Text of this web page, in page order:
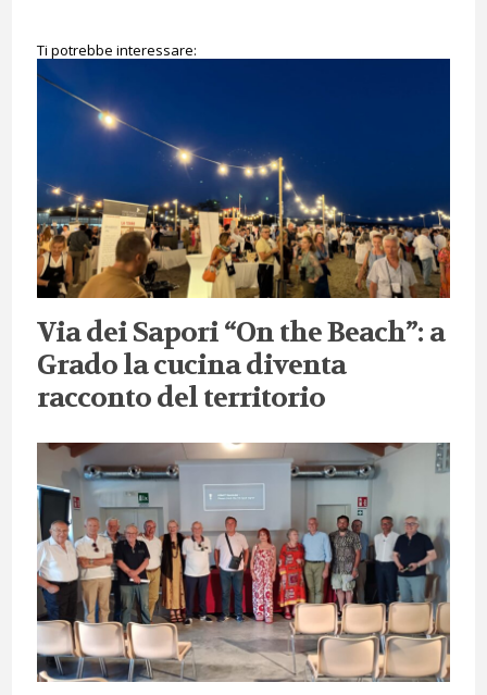
Ti potrebbe interessare:
Via dei Sapori “On the Beach”: a
Grado la cucina diventa
racconto del territorio